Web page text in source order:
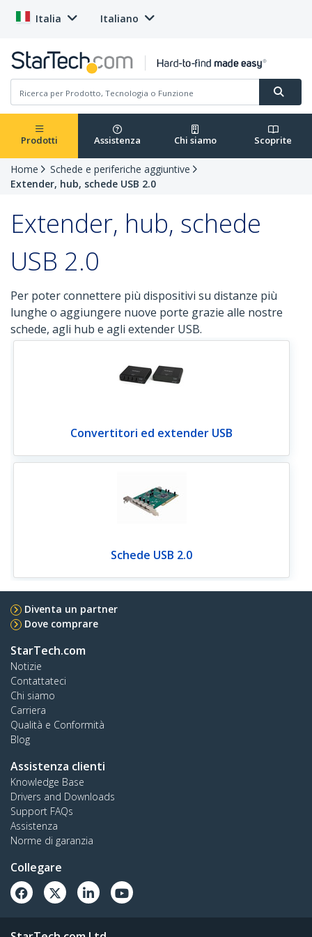
Italia Italiano
Prodotti Assistenza Chi siamo Scoprite
Home
Schede e periferiche aggiuntive
Extender, hub, schede USB 2.0
Extender, hub, schede
USB 2.0
Per poter connettere più dispositivi su distanze più
lunghe o aggiungere nuove porte grazie alle nostre
schede, agli hub e agli extender USB.
Convertitori ed extender USB
Schede USB 2.0
Diventa un partner
Dove comprare
StarTech.com
Notizie
Contattateci
Chi siamo
Carriera
Qualità e Conformità
Blog
Assistenza clienti
Knowledge Base
Drivers and Downloads
Support FAQs
Assistenza
Norme di garanzia
Collegare